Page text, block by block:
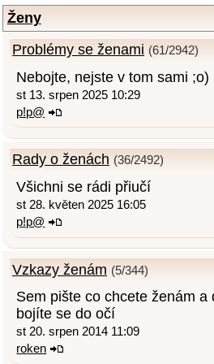
Ženy
Problémy se ženami (61/2942)
Nebojte, nejste v tom sami ;o)
st 13. srpen 2025 10:29
p!p@
Rady o ženách (36/2492)
Všichni se rádi přiučí
st 28. květen 2025 16:05
p!p@
Vzkazy ženám (5/344)
Sem pište co chcete ženám a
bojíte se do očí
st 20. srpen 2014 11:09
roken